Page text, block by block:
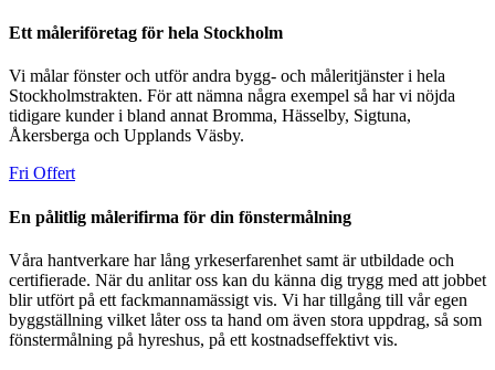
Ett måleriföretag för hela Stockholm
Vi målar fönster och utför andra bygg- och måleritjänster i hela
Stockholmstrakten. För att nämna några exempel så har vi nöjda
tidigare kunder i bland annat Bromma, Hässelby, Sigtuna,
Åkersberga och Upplands Väsby.
Fri Offert
En pålitlig målerifirma för din fönstermålning
Våra hantverkare har lång yrkeserfarenhet samt är utbildade och
certifierade. När du anlitar oss kan du känna dig trygg med att jobbet
blir utfört på ett fackmannamässigt vis. Vi har tillgång till vår egen
byggställning vilket låter oss ta hand om även stora uppdrag, så som
fönstermålning på hyreshus, på ett kostnadseffektivt vis.